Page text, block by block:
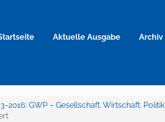
Aktuelle Ausgabe Archiv
2016: GWP – Gesellschaft. Wirtschaft. Politik